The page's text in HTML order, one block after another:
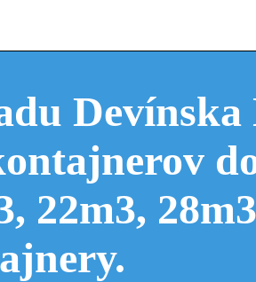
Biskupice
22m3,
.